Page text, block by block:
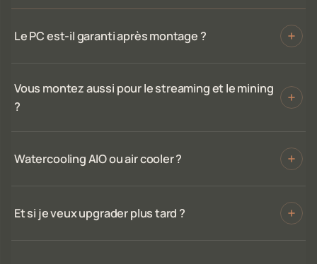
Le PC est-il garanti après montage ?
Vous montez aussi pour le streaming et le mining
?
Watercooling AIO ou air cooler ?
Et si je veux upgrader plus tard ?